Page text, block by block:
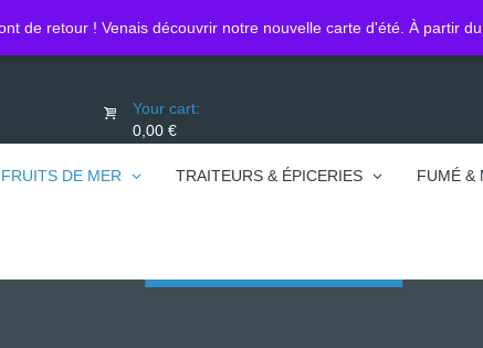
de retour ! Venais découvrir notre nouvelle carte d'été. À partir
0450740095
Your cart:
0,00 €
DE MER TRAITEURS & ÉPICERIES FUMÉ &